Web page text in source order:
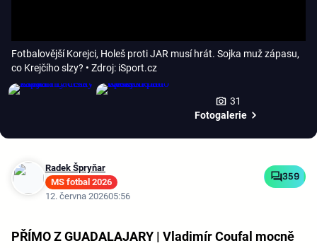
Fotbalovější Korejci, Holeš proti JAR musí hrát. Sojka muž zápasu,
co Krejčího slzy? • Zdroj: iSport.cz
31
Fotogalerie
Radek Špryňar
MS fotbal 2026
12. června 202605:56
359
PŘÍMO Z GUADALAJARY | Vladimír Coufal mocně